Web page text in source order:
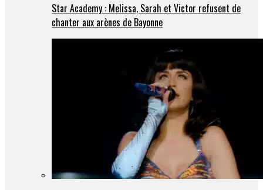
Star Academy : Melissa, Sarah et Victor refusent de
chanter aux arènes de Bayonne